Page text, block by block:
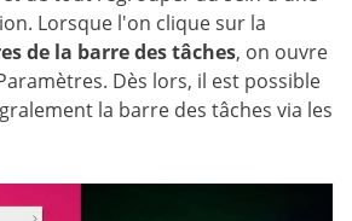
Lorsque l'on clique sur la
de la barre des tâches, on ouvre
Dès lors, il est possible
la barre des tâches via les